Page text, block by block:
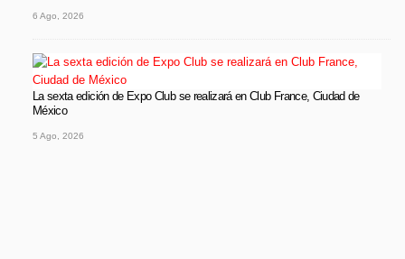
6 Ago, 2026
La sexta edición de Expo Club se realizará en Club France, Ciudad de
México
5 Ago, 2026